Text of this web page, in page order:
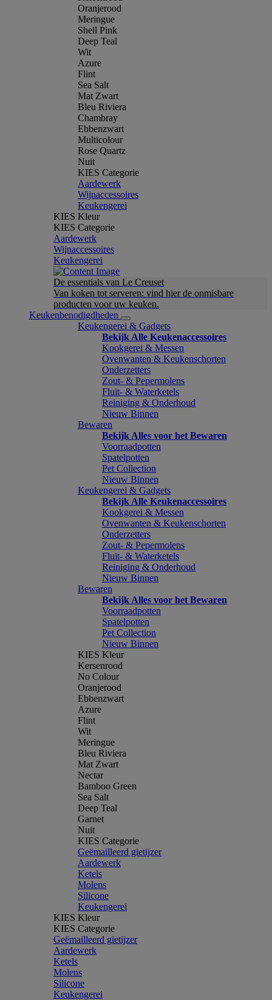
Oranjerood
Meringue
Shell Pink
Deep Teal
Wit
Azure
Flint
Sea Salt
Mat Zwart
Bleu Riviera
Chambray
Ebbenzwart
Multicolour
Rose Quartz
Nuit
KIES Categorie
Aardewerk
Wijnaccessoires
Keukengerei
KIES Kleur
KIES Categorie
Aardewerk
Wijnaccessoires
Keukengerei
De essentials van Le Creuset
Van koken tot serveren: vind hier de onmisbare
producten voor uw keuken.
Keukenbenodigdheden
Keukengerei & Gadgets
Bekijk Alle Keukenaccessoires
Kookgerei & Messen
Ovenwanten & Keukenschorten
Onderzetters
Zout- & Pepermolens
Fluit- & Waterketels
Reiniging & Onderhoud
Nieuw Binnen
Bewaren
Bekijk Alles voor het Bewaren
Voorraadpotten
Spatelpotten
Pet Collection
Nieuw Binnen
Keukengerei & Gadgets
Bekijk Alle Keukenaccessoires
Kookgerei & Messen
Ovenwanten & Keukenschorten
Onderzetters
Zout- & Pepermolens
Fluit- & Waterketels
Reiniging & Onderhoud
Nieuw Binnen
Bewaren
Bekijk Alles voor het Bewaren
Voorraadpotten
Spatelpotten
Pet Collection
Nieuw Binnen
KIES Kleur
Kersenrood
No Colour
Oranjerood
Ebbenzwart
Azure
Flint
Wit
Meringue
Bleu Riviera
Mat Zwart
Nectar
Bamboo Green
Sea Salt
Deep Teal
Garnet
Nuit
KIES Categorie
Geëmailleerd gietijzer
Aardewerk
Ketels
Molens
Silicone
Keukengerei
KIES Kleur
KIES Categorie
Geëmailleerd gietijzer
Aardewerk
Ketels
Molens
Silicone
Keukengerei